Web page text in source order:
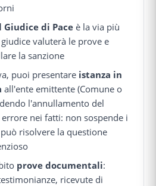
Giudice di Pace è la via più
valuterà le prove e
la sanzione
puoi presentare istanza in
all'ente emittente (Comune o
l'annullamento del
nei fatti: non sospende i
risolvere la questione
prove documentali:
ricevute di